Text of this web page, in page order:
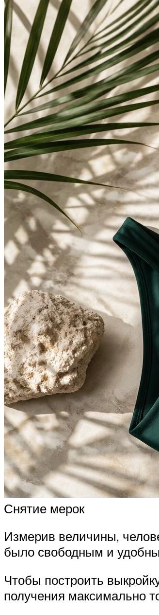
Снятие мерок
Измерив величины,
было свободным и
Чтобы построить
получения максимально